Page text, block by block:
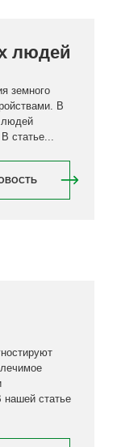
людей
земного
В
людей
статье...
статье